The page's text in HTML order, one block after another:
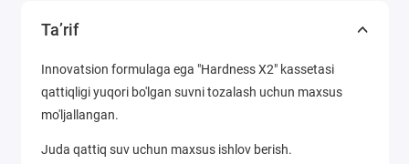
Ta’rif
Innovatsion formulaga ega "Hardness X2" kassetasi
qattiqligi yuqori bo'lgan suvni tozalash uchun maxsus
mo'ljallangan.
Juda qattiq suv uchun maxsus ishlov berish.